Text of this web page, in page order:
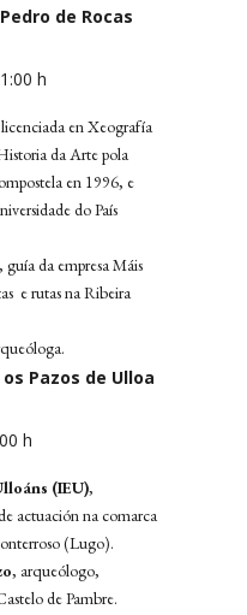
de Rocas
h
en Xeografía
da Arte pola
en 1996, e
do País
, guía da empresa Máis
e rutas na Ribeira
Pazos de Ulloa
h
(IEU),
actuación na comarca
(Lugo).
, arqueólogo,
de Pambre.